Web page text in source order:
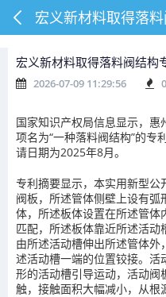
宏义新材料取得落料阀结构
2026-07-09 11:29:56 0
国家知识产权局信息显示，
项名为“一种落料阀结构”的专
请日期为2025年8月。
专利摘要显示，本实用新型
阀板，所述管体侧壁上设有
体，所述板体设置在所述管体
匹配，所述板体靠近所述活
由所述活动槽伸出所述管体
述活动槽一端的位置铰接。活
形的活动槽引导运动，活动
触，接触面积大幅减小，从根